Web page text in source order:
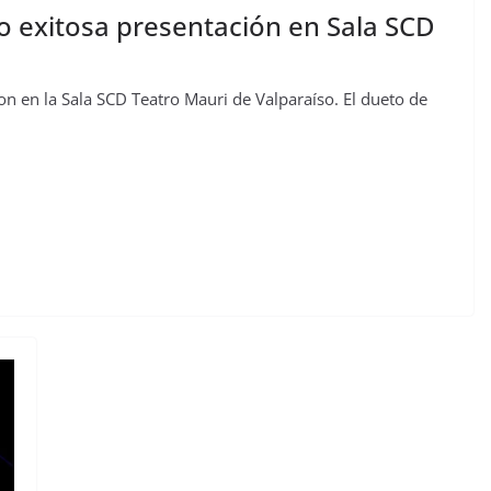
presentación en Sala SCD
en la Sala SCD Teatro Mauri de Valparaíso. El dueto de